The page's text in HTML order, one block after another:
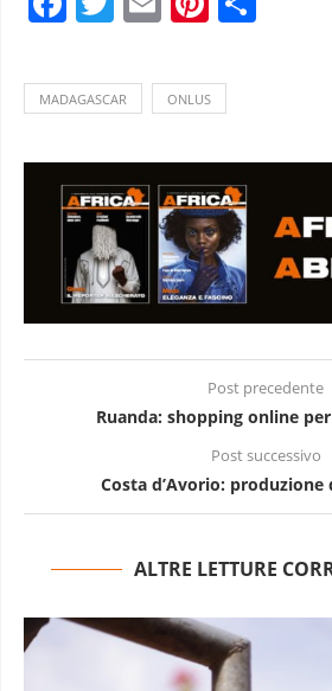
MADAGASCAR ONLUS
Post precedente
Ruanda: shopping online
Post successivo
Costa d’Avorio: produzione
ALTRE LETTURE